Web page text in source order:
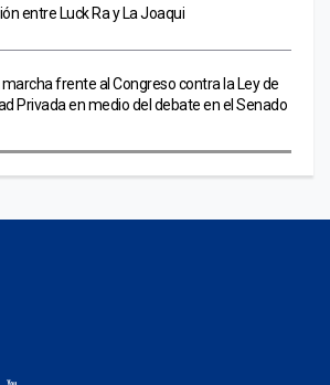
entre Luck Ra y La Joaqui
marcha frente al Congreso contra la Ley de
Privada en medio del debate en el Senado